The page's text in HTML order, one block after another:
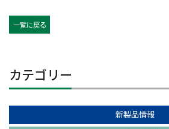
一覧に戻る
カテゴリー
新製品情報